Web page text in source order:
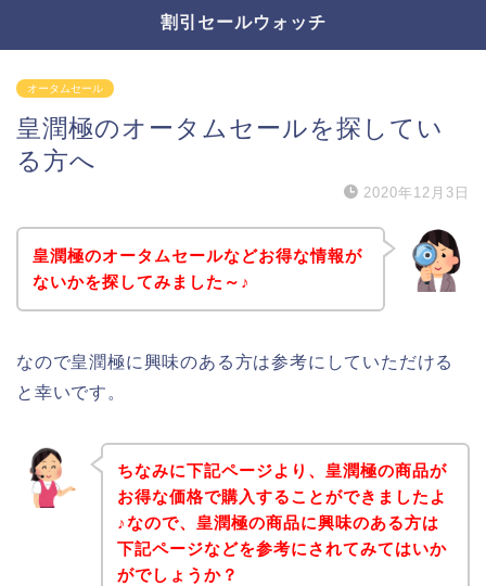
割引セールウォッチ
オータムセール
皇潤極のオータムセールを探してい
る方へ
2020年12月3日
皇潤極のオータムセールなどお得な情報が
ないかを探してみました～♪
なので皇潤極に興味のある方は参考にしていただける
と幸いです。
ちなみに下記ページより、皇潤極の商品が
お得な価格で購入することができましたよ
♪なので、皇潤極の商品に興味のある方は
下記ページなどを参考にされてみてはいか
がでしょうか？